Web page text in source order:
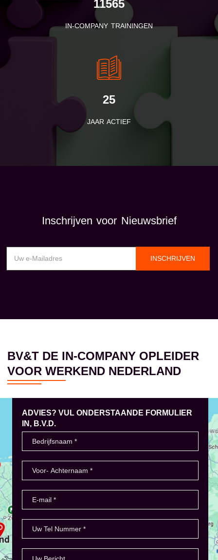
11565
IN-COMPANY TRAININGEN
25
JAAR ACTIEF
Inschrijven voor Nieuwsbrief
INSCHRIJVEN
BV&T DE IN-COMPANY OPLEIDER
VOOR WERKEND NEDERLAND
ADVIES? VUL ONDERSTAANDE FORMULIER
IN, B.V.D.